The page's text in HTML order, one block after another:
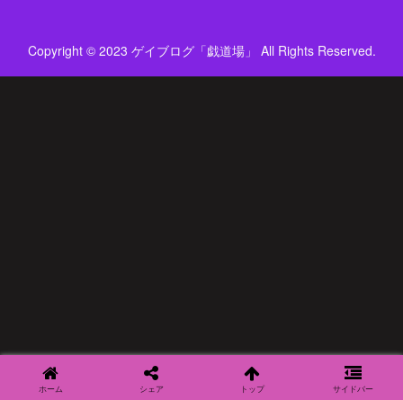
Copyright © 2023 ゲイブログ「戯道場」 All Rights Reserved.
ホーム シェア トップ サイドバー